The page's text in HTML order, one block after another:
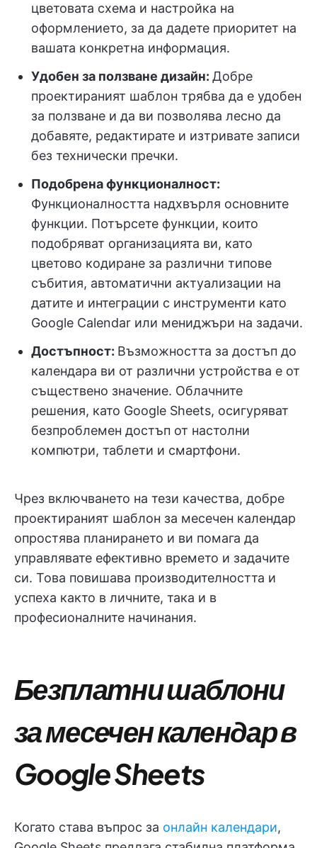
цветовата схема и настройка на
оформлението, за да дадете приоритет на
вашата конкретна информация.
Удобен за ползване дизайн: Добре
проектираният шаблон трябва да е удобен
за ползване и да ви позволява лесно да
добавяте, редактирате и изтривате записи
без технически пречки.
Подобрена функционалност:
Функционалността надхвърля основните
функции. Потърсете функции, които
подобряват организацията ви, като
цветово кодиране за различни типове
събития, автоматични актуализации на
датите и интеграции с инструменти като
Google Calendar или мениджъри на задачи.
Достъпност: Възможността за достъп до
календара ви от различни устройства е от
съществено значение. Облачните
решения, като Google Sheets, осигуряват
безпроблемен достъп от настолни
компютри, таблети и смартфони.
Чрез включването на тези качества, добре
проектираният шаблон за месечен календар
опростява планирането и ви помага да
управлявате ефективно времето и задачите
си. Това повишава производителността и
успеха както в личните, така и в
професионалните начинания.
Безплатни шаблони
за месечен календар в
Google Sheets
Когато става въпрос за онлайн календари,